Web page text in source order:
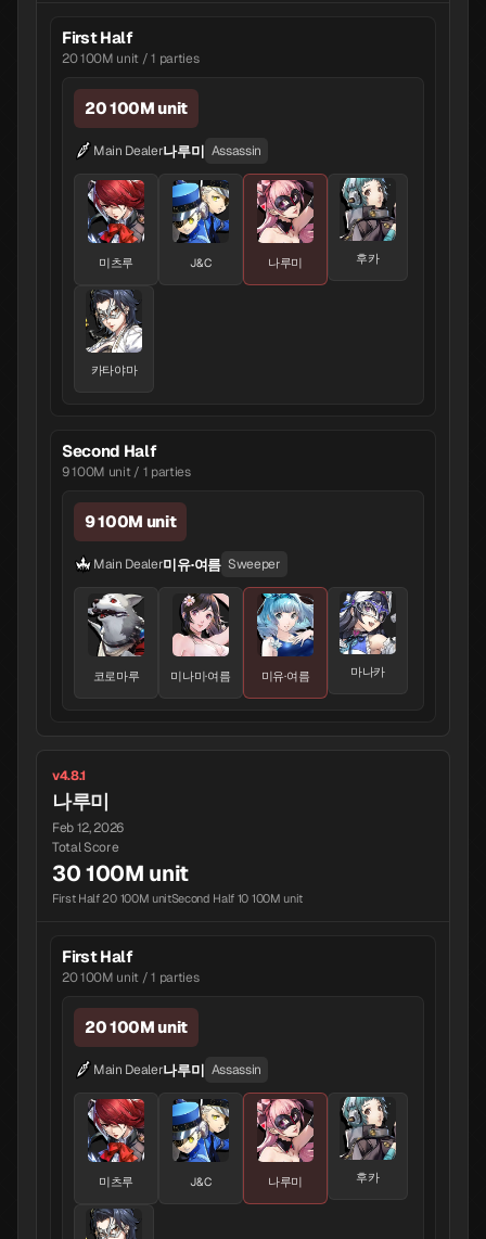
First Half
20 100M unit / 1 parties
20 100M unit
Main Dealer나루미 Assassin
미츠루 J&C 나루미 후카
카타야마
Second Half
9 100M unit / 1 parties
9 100M unit
Main Dealer미유·여름 Sweeper
코로마루 미나미·여름 미유·여름 마나카
v4.8.1
나루미
Feb 12, 2026
Total Score
30 100M unit
First Half 20 100M unitSecond Half 10 100M unit
First Half
20 100M unit / 1 parties
20 100M unit
Main Dealer나루미 Assassin
미츠루 J&C 나루미 후카